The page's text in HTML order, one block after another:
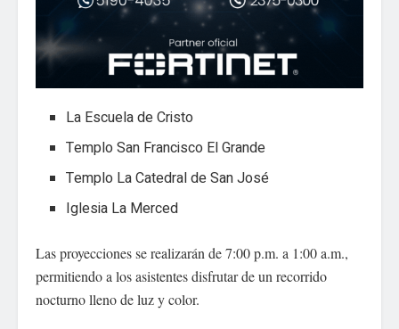
La Escuela de Cristo
Templo San Francisco El Grande
Templo La Catedral de San José
Iglesia La Merced
Las proyecciones se realizarán de 7:00 p.m. a 1:00 a.m.,
permitiendo a los asistentes disfrutar de un recorrido
nocturno lleno de luz y color.